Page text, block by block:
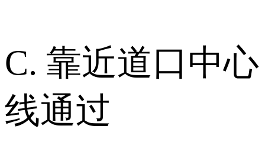
C. 靠近道口中心
线通过